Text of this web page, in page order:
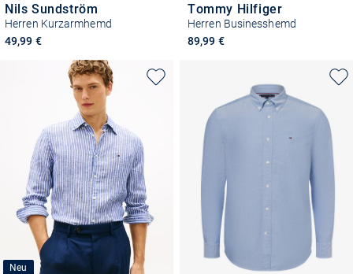
Nils Sundström
Herren Kurzarmhemd
49,99 €
Tommy Hilfiger
Herren Businesshemd
89,99 €
Neu